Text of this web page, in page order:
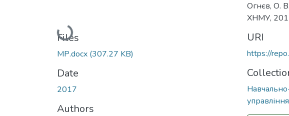
Loading...
Files
МР.docx (307.27 KB)
Date
2017
Authors
Огнєв, О.
ХНМУ,
URI
https://